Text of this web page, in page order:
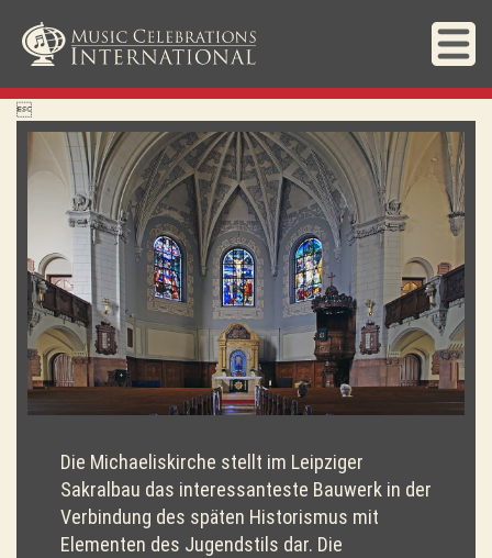

Die Michaeliskirche stellt im Leipziger
Sakralbau das interessanteste Bauwerk in der
Verbindung des späten Historismus mit
Elementen des Jugendstils dar. Die